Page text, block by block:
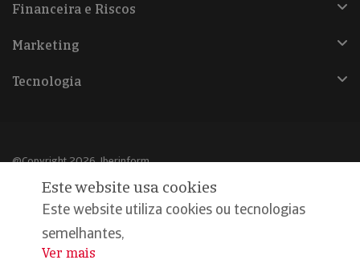
Financeira e Riscos
Marketing
Tecnologia
@Copyright 2026, Iberinform
Política de cookies
Declaração de privacidade
Este website usa cookies
Este website utiliza cookies ou tecnologias
semelhantes,
...
Ver mais